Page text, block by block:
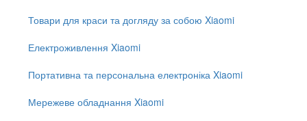
Товари для краси та догляду за собою Xiaomi
Електроживлення Xiaomi
Портативна та персональна електроніка Xiaomi
Мережеве обладнання Xiaomi